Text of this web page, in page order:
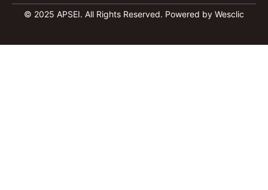
m
© 2025 APSEI. All Rights Reserved. Powered by Wesclic